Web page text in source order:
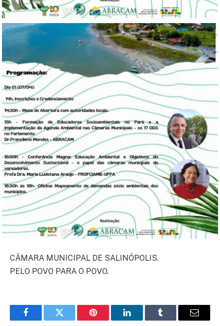
CÂMARA MUNICIPAL DE SALINÓPOLIS.
PELO POVO PARA O POVO.
FacebookTwitter Pinterest LinkedInTumblr Email